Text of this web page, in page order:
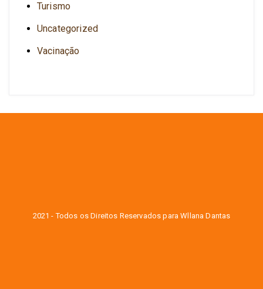
Turismo
Uncategorized
Vacinação
2021 - Todos os Direitos Reservados para Wllana Dantas